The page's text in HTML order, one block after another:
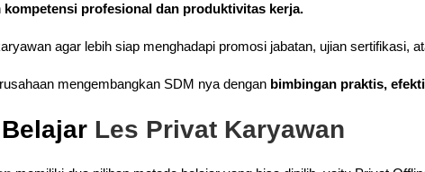
kompetensi profesional dan produktivitas kerja.
agar lebih siap menghadapi promosi jabatan, ujian sertifikasi,
mengembangkan SDM nya dengan bimbingan praktis,
Les Privat Karyawan